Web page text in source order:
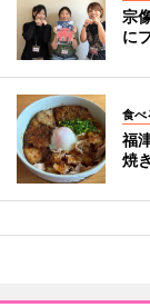
宗
に
食べ
福
焼